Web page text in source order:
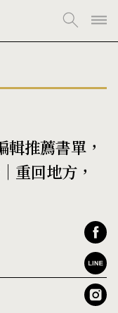
推薦書單，
重回地方，